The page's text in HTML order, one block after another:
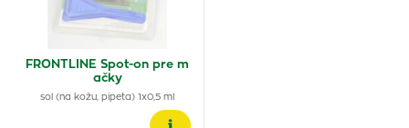
FRONTLINE Spot-on pre m
ačky
sol (na kožu, pipeta) 1x0,5 ml